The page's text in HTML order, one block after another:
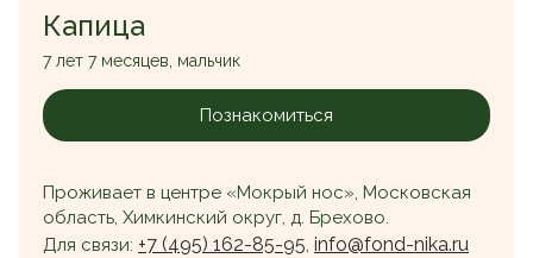
Капица
7 лет 7 месяцев, мальчик
Познакомиться
Проживает в центре «Мокрый нос», Московская
область, Химкинский округ, д. Брехово.
Для связи: +7 (495) 162-85-95, info@fond-nika.ru